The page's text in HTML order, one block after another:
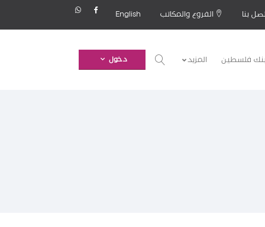
بنا الفروع والمكاتب English
فلسطين المزيد دخول